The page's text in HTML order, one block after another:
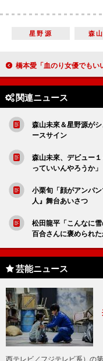
星野源 森
橋本愛「血のり女優でもいい」 阿部寛は樹木希林に次回作をア
関連ニュース
森山未來＆星野源が
ースサイン
森山未來、デビュー
っていいんやろうか」
小栗旬「顔がアンパ
人』舞台あいさつ
松田龍平「こんなに
百合さんに褒められた
芸能ニュース
西テレビ／フジテレビ系）の